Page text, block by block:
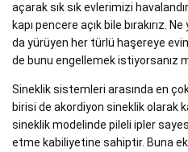
açarak sık sık evlerimizi
kapı pencere açık bile bırakırız.
da yürüyen her türlü haşereye
de bunu engellemek istiyorsanız
Sineklik sistemleri arasında en
birisi de akordiyon sineklik olarak
sineklik modelinde pileli ipler
etme kabiliyetine sahiptir. Buna ek